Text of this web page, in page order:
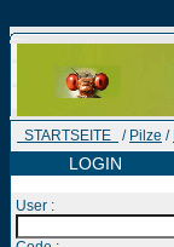
STARTSEITE / Pilze /
LOGIN
User :